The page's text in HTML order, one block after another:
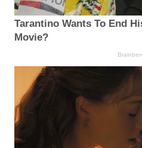
Tarantino Wants To End
Movie?